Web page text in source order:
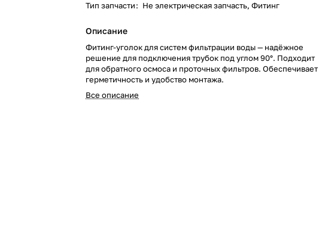
Тип запчасти: Не электрическая запчасть, Фитинг
Описание
Фитинг-уголок для систем фильтрации воды — надёжное
решение для подключения трубок под углом 90°. Подходит
для обратного осмоса и проточных фильтров. Обеспечивает
герметичность и удобство монтажа.
Все описание